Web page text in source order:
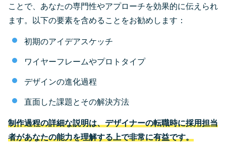
ことで、あなたの専門性やアプローチを効果的に伝えられ
ます。以下の要素を含めることをお勧めします：
初期のアイデアスケッチ
ワイヤーフレームやプロトタイプ
デザインの進化過程
直面した課題とその解決方法
制作過程の詳細な説明は、デザイナーの転職時に採用担当
者があなたの能力を理解する上で非常に有益です。